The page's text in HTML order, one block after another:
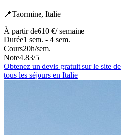
📍Taormine, Italie
À partir de610 €/ semaine
Durée1 sem. - 4 sem.
Cours20h/sem.
Note4.83/5
Obtenez un devis gratuit sur le site de
tous les séjours en Italie